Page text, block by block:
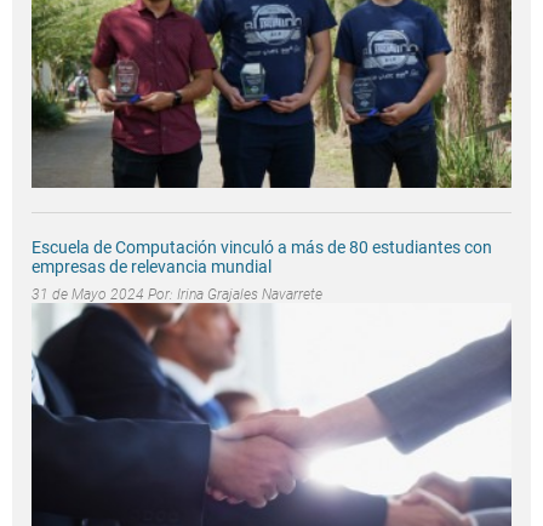
Escuela de Computación vinculó a más de 80 estudiantes con
empresas de relevancia mundial
31 de Mayo 2024 Por: Irina Grajales Navarrete